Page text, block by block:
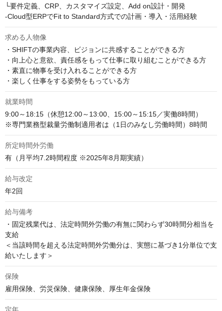
└要件定義、CRP、カスタマイズ設定、Add on設計・開発
‐Cloud型ERPでFit to Standard方式での計画・導入・活用経験
求める人物像
・SHIFTの事業内容、ビジョンに共感することができる方
・向上心と意欲、責任感をもって仕事に取り組むことができる方
・素直に物事を受け入れることができる方
・楽しく仕事をする姿勢をもっている方
就業時間
9:00～18:15（休憩12:00～13:00、15:00～15:15／実働8時間）
※専門業務型裁量労働制適用者は（1日のみなし労働時間）8時間
所定時間外労働
有（月平均7.2時間程度 ※2025年8月期実績）
給与改定
年2回
給与備考
・固定残業代は、法定時間外労働の有無に関わらず30時間分相当を
支給
＜当該時間を超える法定時間外労働分は、実態に基づき1分単位で支
給いたします＞
保険
雇用保険、労災保険、健康保険、厚生年金保険